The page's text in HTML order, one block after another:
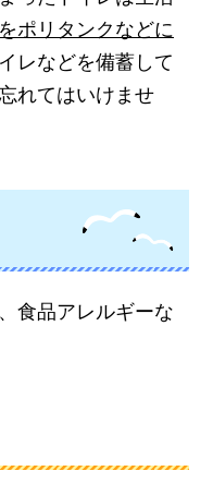
ポリタンクなどに
レなどを備蓄して
れてはいけませ
食品アレルギーな